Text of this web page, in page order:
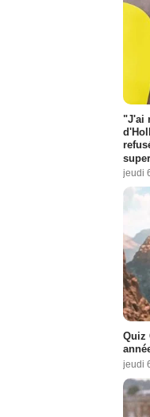
"J'ai
jeudi
Quiz
jeudi